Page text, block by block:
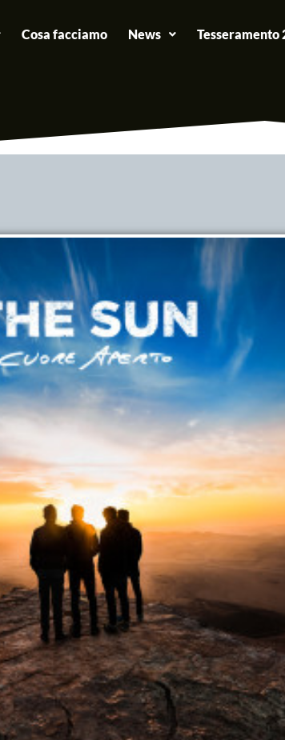
Cosa facciamo News Tesseramento